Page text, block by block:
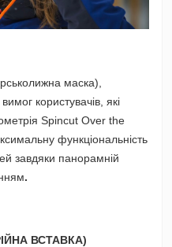
маска),
користувачів, які
Spincut Over the
функціональність
завдяки панорамній
.
ВСТАВКА)